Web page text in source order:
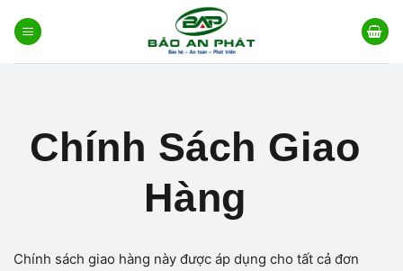
qua
Chính Sách Giao
Hàng
Chính sách giao hàng này được áp dụng cho tất cả đơn